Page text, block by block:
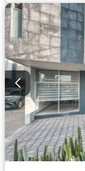
Internet
Jardín
Seguridad
Completamente